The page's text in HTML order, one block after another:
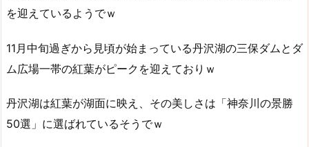
を迎えているようでｗ
11月中旬過ぎから見頃が始まっている丹沢湖の三保ダムとダ
ム広場一帯の紅葉がピークを迎えておりｗ
丹沢湖は紅葉が湖面に映え、その美しさは「神奈川の景勝
50選」に選ばれているそうでｗ